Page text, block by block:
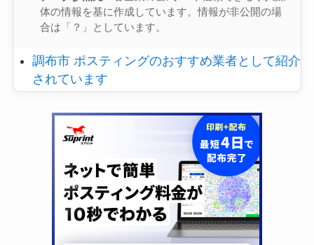
体の情報を基に作成しています。情報が非公開の場
合は「？」としています。
調布市 ポスティングのおすすめ業者として紹介
されています